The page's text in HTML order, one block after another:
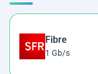
Fibre
1 Gb/s